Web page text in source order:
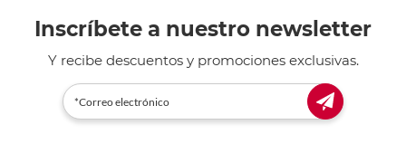
Inscríbete a nuestro newsletter
Y recibe descuentos y promociones exclusivas.